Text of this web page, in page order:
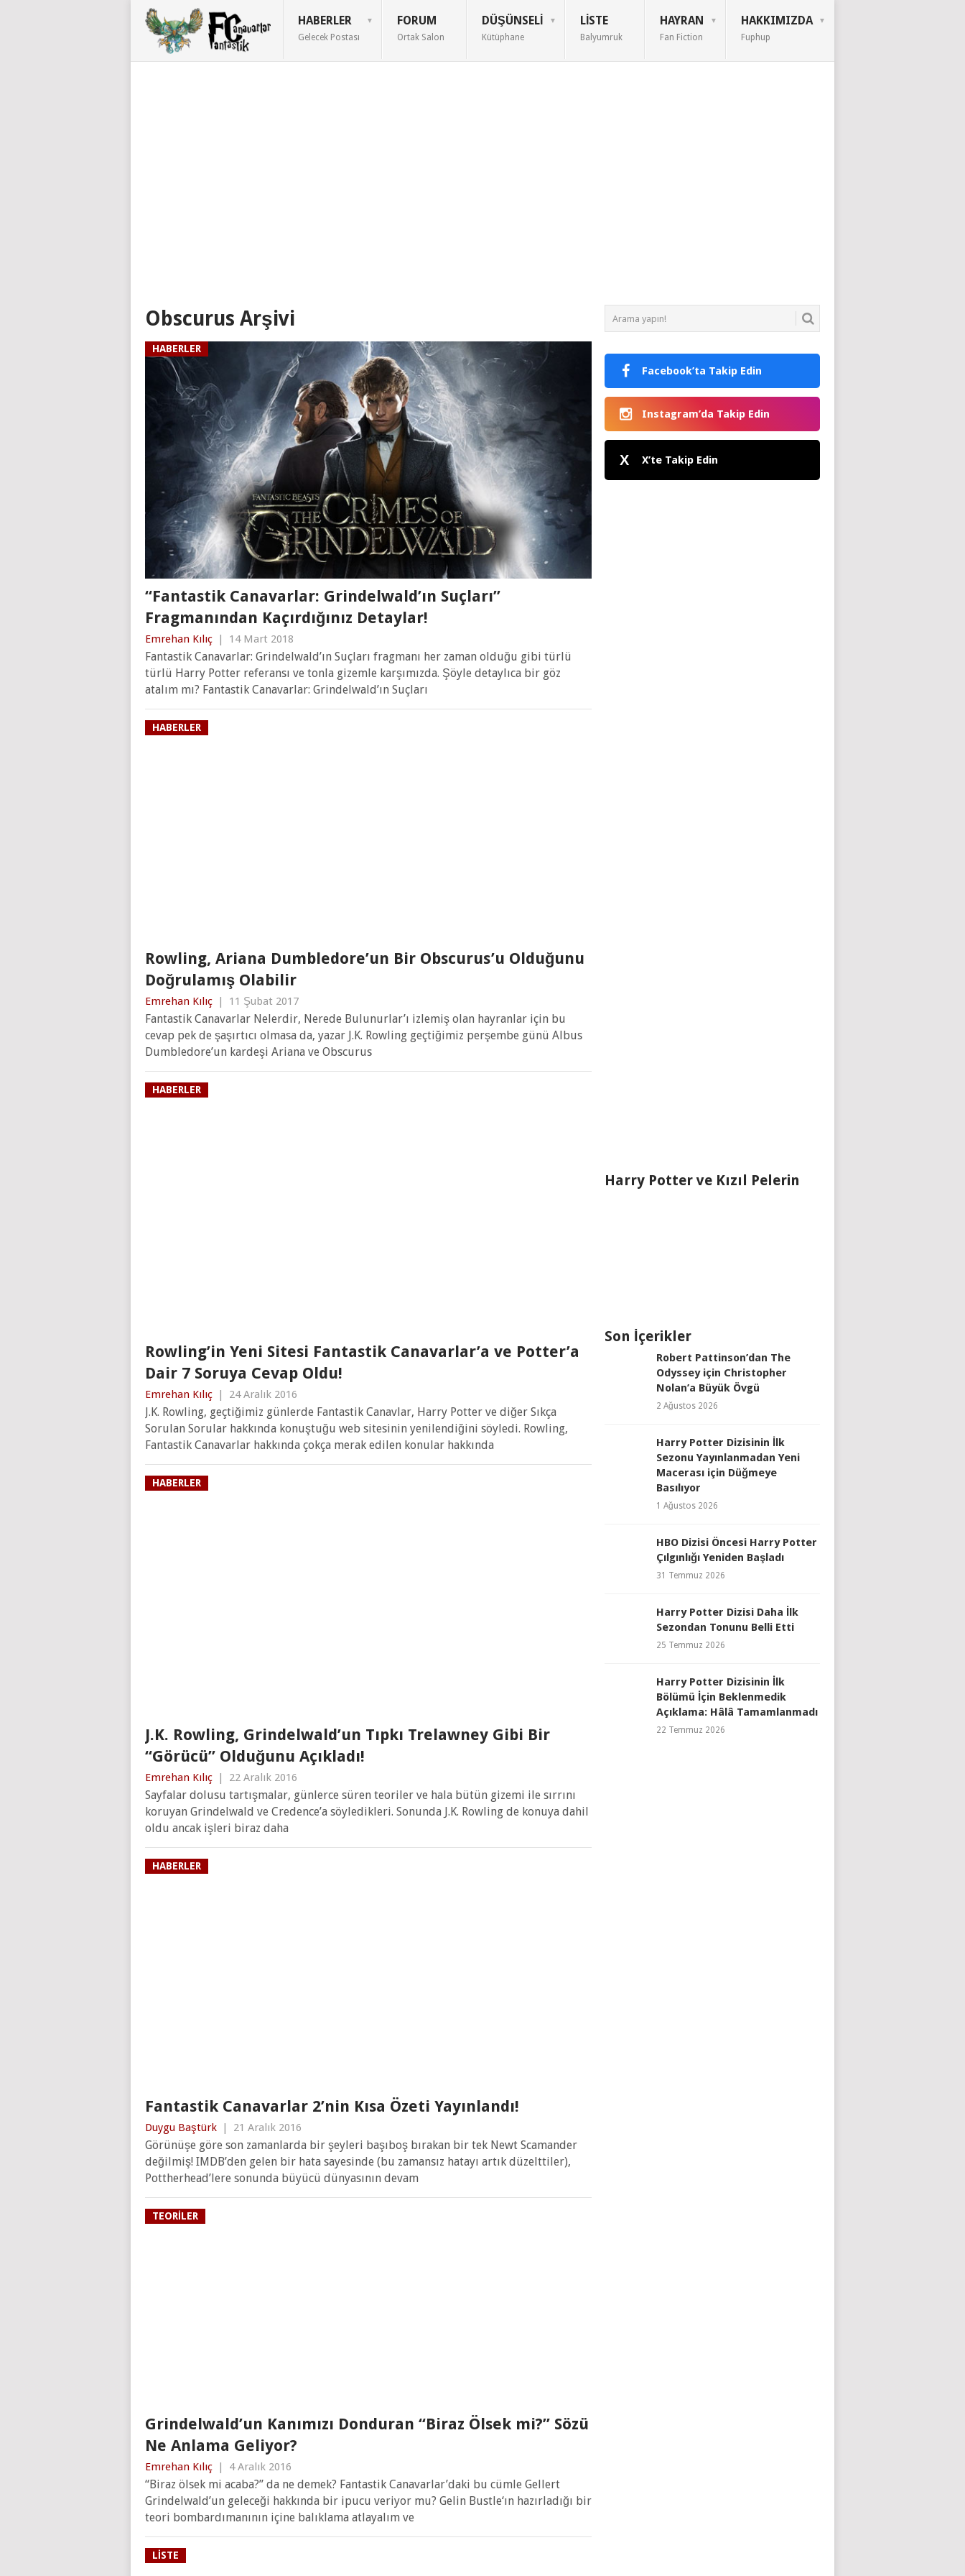
HABERLER
Gelecek Postası
FORUM
Ortak Salon
DÜŞÜNSELI
Kütüphane
LISTE
Balyumruk
HAYRAN
Fan Fiction
HAKKIMIZDA
Fuphup
Obscurus Arşivi
HABERLER
“Fantastik Canavarlar: Grindelwald’ın Suçları”
Fragmanından Kaçırdığınız Detaylar!
Emrehan Kılıç | 14 Mart 2018
Fantastik Canavarlar: Grindelwald’ın Suçları fragmanı her zaman olduğu gibi türlü
türlü Harry Potter referansı ve tonla gizemle karşımızda. Şöyle detaylıca bir göz
atalım mı? Fantastik Canavarlar: Grindelwald’ın Suçları
HABERLER
Rowling, Ariana Dumbledore’un Bir Obscurus’u Olduğunu
Doğrulamış Olabilir
Emrehan Kılıç | 11 Şubat 2017
Fantastik Canavarlar Nelerdir, Nerede Bulunurlar’ı izlemiş olan hayranlar için bu
cevap pek de şaşırtıcı olmasa da, yazar J.K. Rowling geçtiğimiz perşembe günü Albus
Dumbledore’un kardeşi Ariana ve Obscurus
HABERLER
Rowling’in Yeni Sitesi Fantastik Canavarlar’a ve Potter’a
Dair 7 Soruya Cevap Oldu!
Emrehan Kılıç | 24 Aralık 2016
J.K. Rowling, geçtiğimiz günlerde Fantastik Canavlar, Harry Potter ve diğer Sıkça
Sorulan Sorular hakkında konuştuğu web sitesinin yenilendiğini söyledi. Rowling,
Fantastik Canavarlar hakkında çokça merak edilen konular hakkında
HABERLER
J.K. Rowling, Grindelwald’un Tıpkı Trelawney Gibi Bir
“Görücü” Olduğunu Açıkladı!
Emrehan Kılıç | 22 Aralık 2016
Sayfalar dolusu tartışmalar, günlerce süren teoriler ve hala bütün gizemi ile sırrını
koruyan Grindelwald ve Credence’a söyledikleri. Sonunda J.K. Rowling de konuya dahil
oldu ancak işleri biraz daha
HABERLER
Fantastik Canavarlar 2’nin Kısa Özeti Yayınlandı!
Duygu Baştürk | 21 Aralık 2016
Görünüşe göre son zamanlarda bir şeyleri başıboş bırakan bir tek Newt Scamander
değilmiş! IMDB’den gelen bir hata sayesinde (bu zamansız hatayı artık düzelttiler),
Pottherhead’lere sonunda büyücü dünyasının devam
TEORILER
Grindelwald’un Kanımızı Donduran “Biraz Ölsek mi?” Sözü
Ne Anlama Geliyor?
Emrehan Kılıç | 4 Aralık 2016
“Biraz ölsek mi acaba?” da ne demek? Fantastik Canavarlar’daki bu cümle Gellert
Grindelwald’un geleceği hakkında bir ipucu veriyor mu? Gelin Bustle‘ın hazırladığı bir
teori bombardımanının içine balıklama atlayalım ve
LISTE
Facebook’ta Takip Edin
Instagram’da Takip Edin
X X’te Takip Edin
Harry Potter ve Kızıl Pelerin
Son İçerikler
Robert Pattinson’dan The
Odyssey için Christopher
Nolan’a Büyük Övgü
2 Ağustos 2026
Harry Potter Dizisinin İlk
Sezonu Yayınlanmadan Yeni
Macerası için Düğmeye
Basılıyor
1 Ağustos 2026
HBO Dizisi Öncesi Harry Potter
Çılgınlığı Yeniden Başladı
31 Temmuz 2026
Harry Potter Dizisi Daha İlk
Sezondan Tonunu Belli Etti
25 Temmuz 2026
Harry Potter Dizisinin İlk
Bölümü İçin Beklenmedik
Açıklama: Hâlâ Tamamlanmadı
22 Temmuz 2026